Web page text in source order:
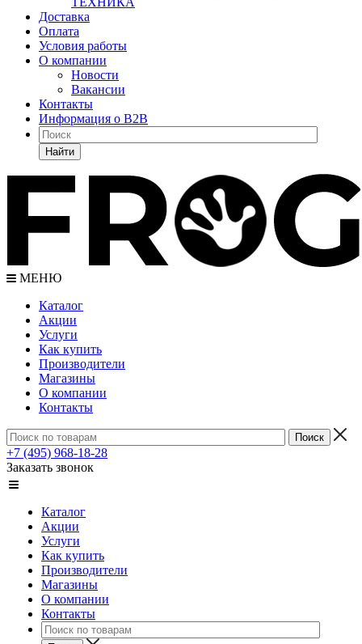
Доставка
Оплата
Условия работы
О компании
Новости
Вакансии
Контакты
Информация о B2B
Найти
МЕНЮ
Каталог
Акции
Услуги
Как купить
Производители
Магазины
О компании
Контакты
+7 (495) 968-18-28
Заказать звонок
Каталог
Акции
Услуги
Как купить
Производители
Магазины
О компании
Контакты